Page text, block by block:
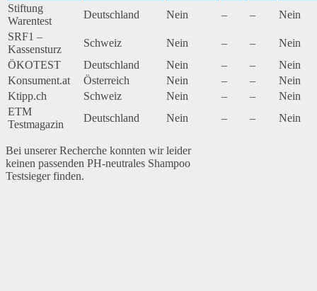
Stiftung
Warentest
Deutschland Nein – –
Nein
SRF1 –
Kassensturz
Schweiz Nein – –
Nein
ÖKOTEST
Deutschland Nein – –
Nein
Konsument.at
Österreich Nein – –
Nein
Ktipp.ch
Schweiz Nein – –
Nein
ETM
Testmagazin
Deutschland Nein – – Nein
Bei unserer Recherche konnten wir leider
keinen passenden PH-neutrales Shampoo
Testsieger finden.